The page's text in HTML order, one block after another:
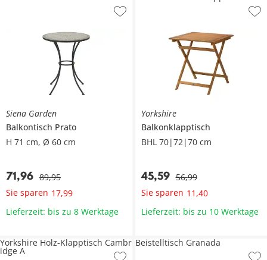
Siena Garden
Balkontisch Prato
H 71 cm, Ø 60 cm
71,96 89,95
Sie sparen 17,99
Lieferzeit: bis zu 8 Werktage
Yorkshire
Balkonklapptisch
BHL 70|72|70 cm
45,59 56,99
Sie sparen 11 ,40
Lieferzeit: bis zu 10 Werktage
Yorkshire Holz-Klapptisch Cambr
idge A
Beistelltisch Granada